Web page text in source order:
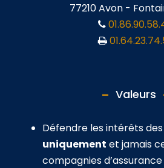
77210 Avon -
Valeurs
Défendre les intérêts des
uniquement et jamais
compagnies